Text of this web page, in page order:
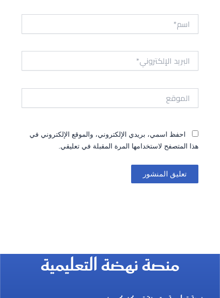
الإلكتروني*
احفظ اسمي، بريدي الإلكتروني، والموقع الإلكتروني في
هذا المتصفح لاستخدامها المرة المقبلة في تعليقي.
منصة نهضة التعليمية